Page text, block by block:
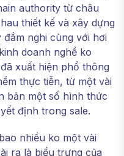
authority từ châu
thiết kế và xây dựng
nghi cùng với hơi
doanh nghề ko
xuất hiện phổ thông
thực tiễn, từ một vài
bản một số hình thức
định trong sale.
nhiều ko một vài
ra là biểu trưng của